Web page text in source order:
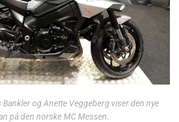
Bankler og Anette Veggeberg viser den nye
på den norske MC Messen.